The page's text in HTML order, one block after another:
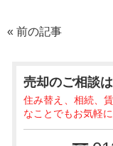
« 前の記事
売却のご相談
住み替え、相続、
なことでもお気軽